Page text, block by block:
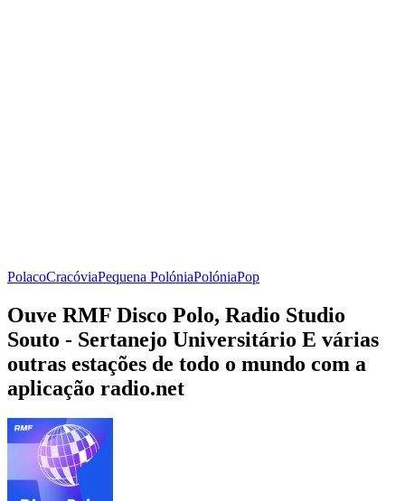
PolacoCracóviaPequena PolóniaPolóniaPop
Ouve RMF Disco Polo, Radio Studio
Souto - Sertanejo Universitário E várias
outras estações de todo o mundo com a
aplicação radio.net